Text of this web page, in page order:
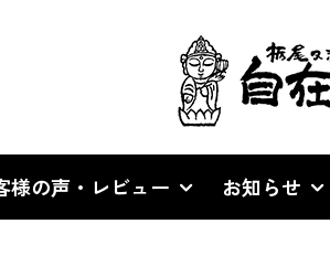
様の声・レビュー お知らせ